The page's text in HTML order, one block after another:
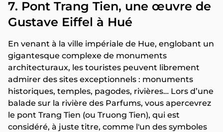
7. Pont Trang Tien, une œuvre de
Gustave Eiffel à Hué
En venant à la ville impériale de Hue, englobant un
gigantesque complexe de monuments
architecturaux, les touristes peuvent librement
admirer des sites exceptionnels : monuments
historiques, temples, pagodes, rivières… Lors d’une
balade sur la rivière des Parfums, vous apercevrez
le pont Trang Tien (ou Truong Tien), qui est
considéré, à juste titre, comme l'un des symboles